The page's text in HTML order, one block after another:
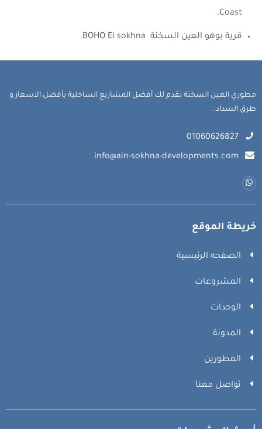
Coast.
قرية بوهو العين السخنة BOHO El sokhna.
مطوري العين السخنة نقدم لك أفضل المشاريع الساحلية بأفضل الاسعار و
طرق السداد.
01060626827
info@ain-sokhna-developments.com
خريطة الموقع
الصفحه الرئيسية
المشروعات
الوحدات
المدونة
المطورين
تواصل معنا